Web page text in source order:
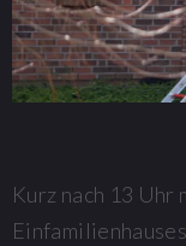
Kurz nach 13 Uhr